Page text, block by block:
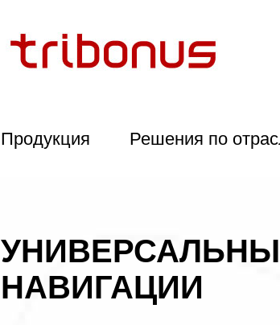
Продукция Решения по
НАВИГАЦИИ